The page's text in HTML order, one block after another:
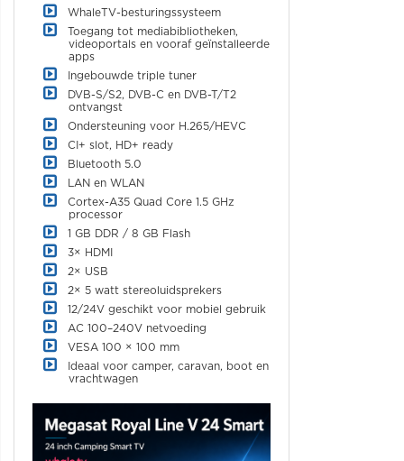
WhaleTV-besturingssysteem
Toegang tot mediabibliotheken,
videoportals en vooraf geïnstalleerde
apps
Ingebouwde triple tuner
DVB-S/S2, DVB-C en DVB-T/T2
ontvangst
Ondersteuning voor H.265/HEVC
CI+ slot, HD+ ready
Bluetooth 5.0
LAN en WLAN
Cortex-A35 Quad Core 1.5 GHz
processor
1 GB DDR / 8 GB Flash
3× HDMI
2× USB
2× 5 watt stereoluidsprekers
12/24V geschikt voor mobiel gebruik
AC 100–240V netvoeding
VESA 100 × 100 mm
Ideaal voor camper, caravan, boot en
vrachtwagen